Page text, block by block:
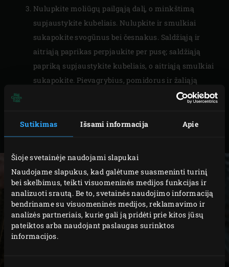
Sutikimas Išsami informacija Apie
Šioje svetainėje naudojami slapukai
Naudojame slapukus, kad galėtume suasmeninti turinį
bei skelbimus, teikti visuomeninės medijos funkcijas ir
analizuoti srautą. Be to, svetainės naudojimo informaciją
bendriname su visuomeninės medijos, reklamavimo ir
analizės partneriais, kurie gali ją pridėti prie kitos jūsų
pateiktos arba naudojant paslaugas surinktos
informacijos.
Nulupkite moliūgų pailgąją dalį, o minkštimą
supjaustykite kubeliais. Nulupkite ir smulkiai
sukapokite svogūnus bei česnakus. Saldžiąją ir
aitriąją paprikas perpjaukite per pusę; saldžiąją
papriką supjaustykite kubeliais, o aitriąją smulkiai
sukapokite. Pievagrybius, pomidorus ir žaliąją
citriną supjaustykite skiltelėmis. Cukiniją
Nulupkite ir smulkiai sukapokite imbierą,
sutraiškykite citrinžolės stiebus.